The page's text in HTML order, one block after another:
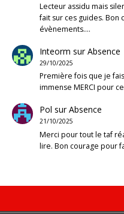
Lecteur assidu mais
fait sur ces guides. Bon
évènements.…
Inteorm surAbsence
29/10/2025
Première fois que je
immense MERCI pour
Pol surAbsence
21/10/2025
Merci pour tout le taf
lire. Bon courage pour